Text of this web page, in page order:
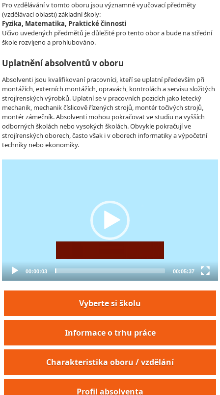
Pro vzdělávání v tomto oboru jsou významné vyučovací předměty
(vzdělávací oblasti) základní školy:
Fyzika, Matematika, Praktické činnosti
Učivo uvedených předmětů je důležité pro tento obor a bude na střední
škole rozvíjeno a prohlubováno.
Uplatnění absolventů v oboru
Absolventi jsou kvalifikovaní pracovníci, kteří se uplatní především při
montážích, externích montážích, opravách, kontrolách a servisu složitých
strojírenských výrobků. Uplatní se v pracovních pozicích jako letecký
mechanik, mechanik číslicově řízených strojů, montér točivých strojů,
montér zámečník. Absolventi mohou pokračovat ve studiu na vyšších
odborných školách nebo vysokých školách. Obvykle pokračují ve
strojírenských oborech, často však i v oborech informatiky a výpočetní
techniky nebo ekonomiky.
00:00:03 00:05:37
Vyberte si školu
Informace o trhu práce
Charakteristika oboru / vzdělání
Profil absolventa